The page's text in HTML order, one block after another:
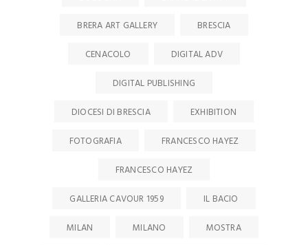
BRERA ART GALLERY
BRESCIA
CENACOLO
DIGITAL ADV
DIGITAL PUBLISHING
DIOCESI DI BRESCIA
EXHIBITION
FOTOGRAFIA
FRANCESCO HAYEZ
FRANCESCO HAYEZ
GALLERIA CAVOUR 1959
IL BACIO
MILAN
MILANO
MOSTRA